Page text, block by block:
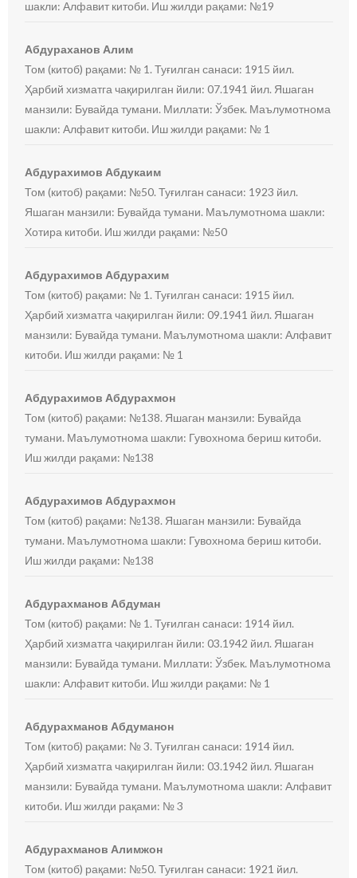
шакли: Алфавит китоби. Иш жилди рақами: №19
Абдураханов Алим
Том (китоб) рақами: № 1. Туғилган санаси: 1915 йил.
Ҳарбий хизматга чақирилган йили: 07.1941 йил. Яшаган
манзили: Бувайда тумани. Миллати: Ўзбек. Маълумотнома
шакли: Алфавит китоби. Иш жилди рақами: № 1
Абдурахимов Абдукаим
Том (китоб) рақами: №50. Туғилган санаси: 1923 йил.
Яшаган манзили: Бувайда тумани. Маълумотнома шакли:
Хотира китоби. Иш жилди рақами: №50
Абдурахимов Абдурахим
Том (китоб) рақами: № 1. Туғилган санаси: 1915 йил.
Ҳарбий хизматга чақирилган йили: 09.1941 йил. Яшаган
манзили: Бувайда тумани. Маълумотнома шакли: Алфавит
китоби. Иш жилди рақами: № 1
Абдурахимов Абдурахмон
Том (китоб) рақами: №138. Яшаган манзили: Бувайда
тумани. Маълумотнома шакли: Гувохнома бериш китоби.
Иш жилди рақами: №138
Абдурахимов Абдурахмон
Том (китоб) рақами: №138. Яшаган манзили: Бувайда
тумани. Маълумотнома шакли: Гувохнома бериш китоби.
Иш жилди рақами: №138
Абдурахманов Абдуман
Том (китоб) рақами: № 1. Туғилган санаси: 1914 йил.
Ҳарбий хизматга чақирилган йили: 03.1942 йил. Яшаган
манзили: Бувайда тумани. Миллати: Ўзбек. Маълумотнома
шакли: Алфавит китоби. Иш жилди рақами: № 1
Абдурахманов Абдуманон
Том (китоб) рақами: № 3. Туғилган санаси: 1914 йил.
Ҳарбий хизматга чақирилган йили: 03.1942 йил. Яшаган
манзили: Бувайда тумани. Маълумотнома шакли: Алфавит
китоби. Иш жилди рақами: № 3
Абдурахманов Алимжон
Том (китоб) рақами: №50. Туғилган санаси: 1921 йил.